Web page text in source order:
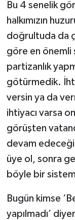
Bu 4 senelik
halkımızın
doğrultuda da
göre en önemli
partizanlık
götürmedik.
versin ya da
ihtiyacı varsa
görüşten
devam
üye ol, sonra
böyle bir
Bugün kimse
yapılmadı’